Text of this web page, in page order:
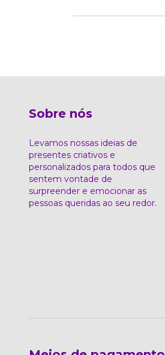
Sobre nós
Levamos nossas ideias de
presentes criativos e
personalizados para todos que
sentem vontade de
surpreender e emocionar as
pessoas queridas ao seu redor.